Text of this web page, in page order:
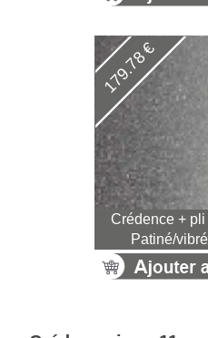
Crédence +
Patiné/
179.78 €